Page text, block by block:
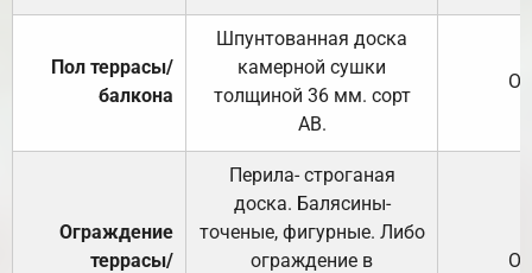
Пол террасы/
балкона
Шпунтованная доска
камерной сушки
толщиной 36 мм. сорт
АВ.
Ограждение
террасы/
Перила- строганая
доска. Балясины-
точеные, фигурные. Либо
ограждение в